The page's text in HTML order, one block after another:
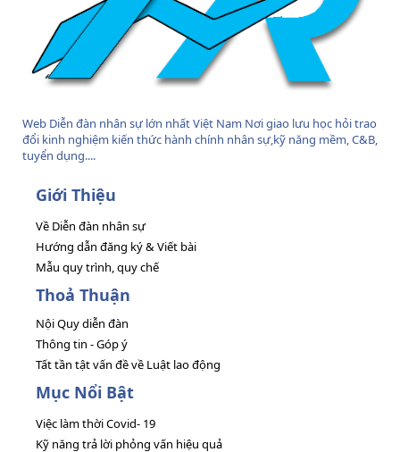
Web Diễn đàn nhân sự lớn nhất Việt Nam Nơi giao lưu học hỏi trao
đổi kinh nghiệm kiến thức hành chính nhân sự,kỹ năng mềm, C&B,
tuyển dụng....
Giới Thiệu
Về Diễn đàn nhân sự
Hướng dẫn đăng ký & Viết bài
Mẫu quy trình, quy chế
Thoả Thuận
Nội Quy diễn đàn
Thông tin - Góp ý
Tất tần tật vấn đề về Luật lao động
Mục Nổi Bật
Việc làm thời Covid- 19
Kỹ năng trả lời phỏng vấn hiệu quả